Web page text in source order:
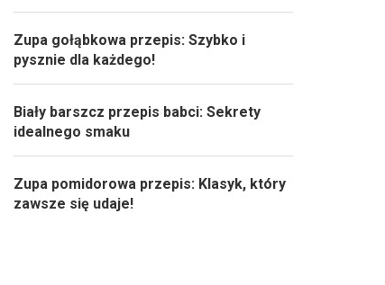
Zupa gołąbkowa przepis: Szybko i
pysznie dla każdego!
Biały barszcz przepis babci: Sekrety
idealnego smaku
Zupa pomidorowa przepis: Klasyk, który
zawsze się udaje!